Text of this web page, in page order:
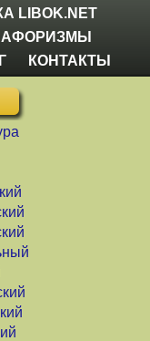
LIBOK.NET
АФОРИЗМЫ
КОНТАКТЫ